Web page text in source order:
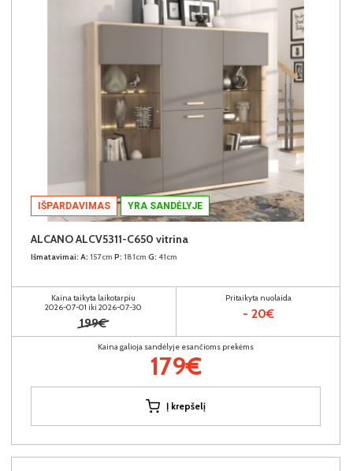
IŠPARDAVIMAS YRA SANDĖLYJE
ALCANO ALCV5311-C650 vitrina
Išmatavimai: A: 157cm P: 181cm G: 41cm
Kaina taikyta laikotarpiu
2026-07-01 iki 2026-07-30
199€
Pritaikyta nuolaida
- 20€
Kaina galioja sandėlyje esančioms prekėms
179€
Į krepšelį